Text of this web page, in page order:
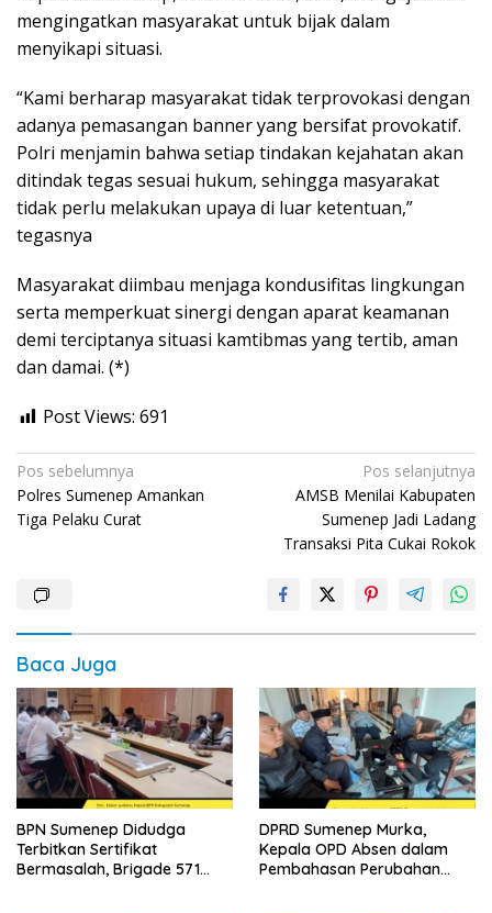
mengingatkan masyarakat untuk bijak dalam
menyikapi situasi.
“Kami berharap masyarakat tidak terprovokasi dengan
adanya pemasangan banner yang bersifat provokatif.
Polri menjamin bahwa setiap tindakan kejahatan akan
ditindak tegas sesuai hukum, sehingga masyarakat
tidak perlu melakukan upaya di luar ketentuan,”
tegasnya
Masyarakat diimbau menjaga kondusifitas lingkungan
serta memperkuat sinergi dengan aparat keamanan
demi terciptanya situasi kamtibmas yang tertib, aman
dan damai. (*)
Post Views: 691
Navigasi
pos
Pos sebelumnya
Polres Sumenep Amankan
Tiga Pelaku Curat
Pos selanjutnya
AMSB Menilai Kabupaten
Sumenep Jadi Ladang
Transaksi Pita Cukai Rokok
Baca Juga
BPN Sumenep Didudga
Terbitkan Sertifikat
Bermasalah, Brigade 571
DPRD Sumenep Murka,
Kepala OPD Absen dalam
Pembahasan Perubahan